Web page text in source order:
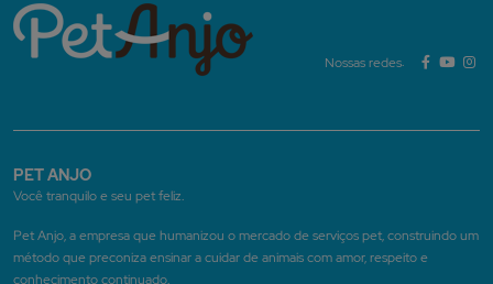
Nossas redes:
PET ANJO
Você tranquilo e seu pet feliz.
Pet Anjo, a empresa que humanizou o mercado de serviços pet, construindo um
método que preconiza ensinar a cuidar de animais com amor, respeito e
conhecimento continuado.